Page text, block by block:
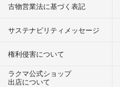
古物営業法に基づく表記
サステナビリティメッセージ
権利侵害について
ラクマ公式ショップ
出店について